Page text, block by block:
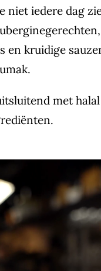
niet iedere dag
en kruidige
met halal